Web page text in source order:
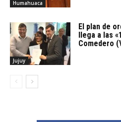
Humahuaca
Jujuy
El plan de
llega a las
Comedero